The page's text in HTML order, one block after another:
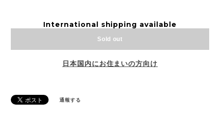
International shipping available
Sold out
日本国内にお住まいの方向け
通報する